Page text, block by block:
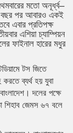
মতো অনূর্ধ্ব–
বছর পর আবারও একই
এবার প্রতিপক্ষ
এশিয়া চ্যাম্পিয়ন
ফাইনাল হারের মধুর
টস জিতে
করতে ব্যর্থ হয় যুবা
দলের পক্ষে
শিহাব জেমস ৬৭ বলে